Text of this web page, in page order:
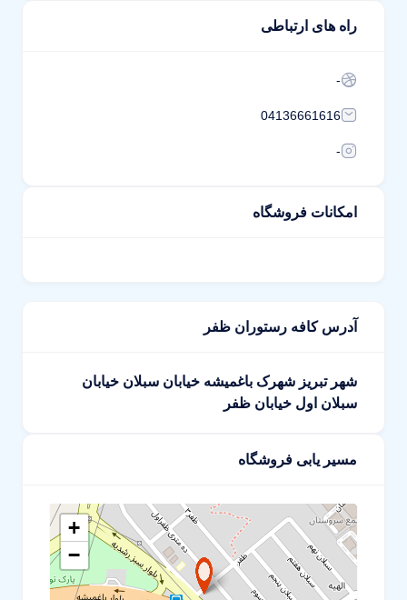
راه های ارتباطی
-
04136661616
-
امکانات فروشگاه
آدرس کافه رستوران ظفر
شهر تبریز شهرک باغمیشه خیابان سبلان خیابان
سبلان اول خیابان ظفر
مسیر یابی فروشگاه
+
−